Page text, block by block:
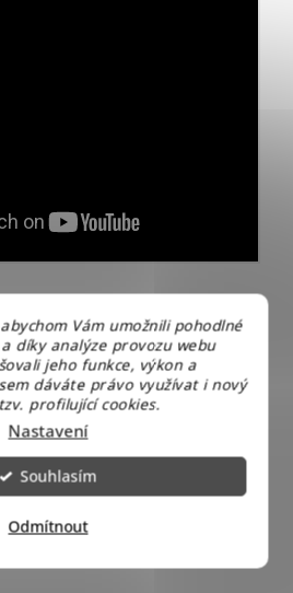
Vám umožnili pohodlné
díky analýze provozu webu
jeho funkce, výkon a
dáváte právo využívat i nový
profilující cookies.
Nastavení
Odmítnout
Souhlasím
stojany na víno